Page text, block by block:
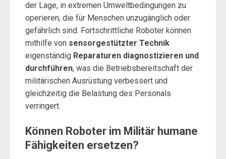
der Lage, in extremen Umweltbedingungen zu
operieren, die für Menschen unzugänglich oder
gefährlich sind. Fortschrittliche Roboter können
mithilfe von sensorgestützter Technik
eigenständig Reparaturen diagnostizieren und
durchführen, was die Betriebsbereitschaft der
militärischen Ausrüstung verbessert und
gleichzeitig die Belastung des Personals
verringert.
Können Roboter im Militär humane
Fähigkeiten ersetzen?